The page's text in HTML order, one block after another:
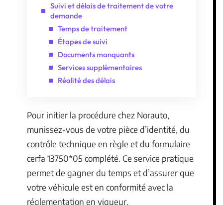
Suivi et délais de traitement de votre
demande
Temps de traitement
Étapes de suivi
Documents manquants
Services supplémentaires
Réalité des délais
Pour initier la procédure chez Norauto,
munissez-vous de votre pièce d’identité, du
contrôle technique en règle et du formulaire
cerfa 13750*05 complété. Ce service pratique
permet de gagner du temps et d’assurer que
votre véhicule est en conformité avec la
réglementation en vigueur.